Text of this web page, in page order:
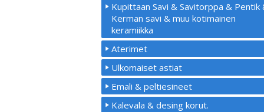
Kupittaan Savi & Savitorppa & Pentik
Kerman savi & muu kotimainen
keramiikka
Aterimet
Ulkomaiset astiat
Emali & peltiesineet
Kalevala & desing korut.